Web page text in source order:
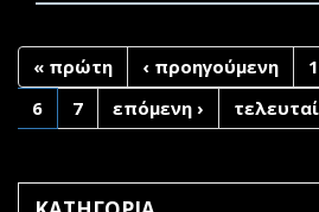
« πρώτη ‹ προηγούμενη 1
6
7 επόμενη ›